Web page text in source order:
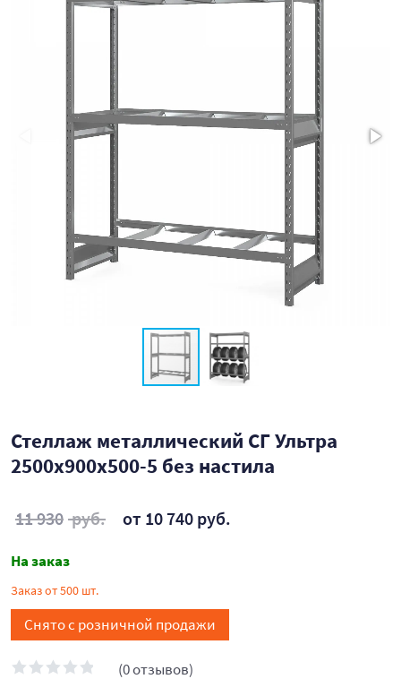
Стеллаж металлический СГ Ультра
2500x900x500-5 без настила
11 930 руб. от 10 740 руб.
На заказ
Заказ от 500 шт.
Снято с розничной продажи
(0 отзывов)